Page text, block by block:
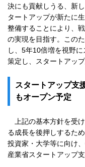
決にも貢献しうる、新
タートアップが新たに
整備することにより、
の実現を目指す。この
し、5年10倍増を視野
策定し、スタートアッ
スタートアップ支
もオープン予定
上記の基本方針を受
る成長を後押しするた
投資家・大学等に向け
産業省スタートアップ